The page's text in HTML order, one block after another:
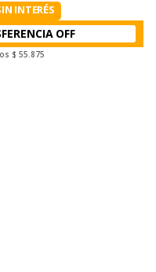
INTERÉS
$ 55.875